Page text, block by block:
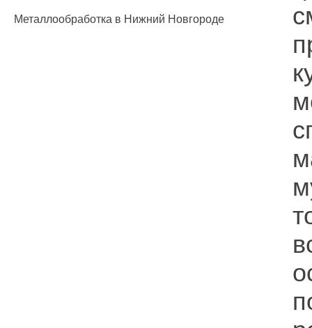
Металлообработка в Нижний Новгороде